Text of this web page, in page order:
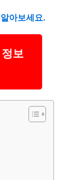
아보세요.
보